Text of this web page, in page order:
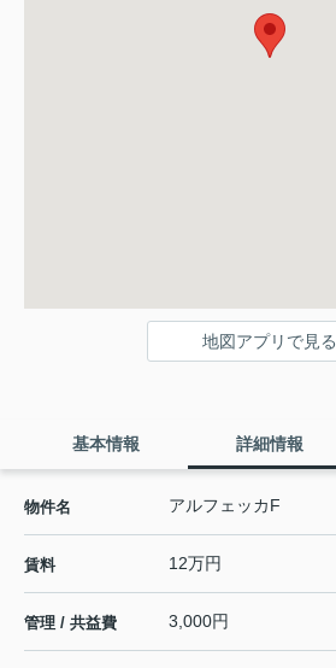
地図アプリで見る
基本情報 詳細情報
物件名 アルフェッカF
賃料 12万円
管理 / 共益費 3,000円